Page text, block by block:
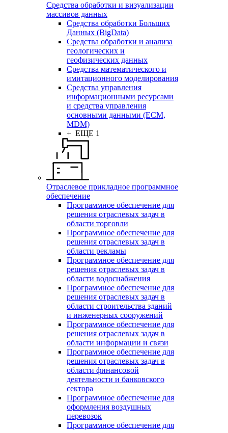
Средства обработки и визуализации
массивов данных
Средства обработки Больших
Данных (BigData)
Средства обработки и анализа
геологических и
геофизических данных
Средства математического и
имитационного моделирования
Средства управления
информационными ресурсами
и средства управления
основными данными (ECM,
MDM)
+ ЕЩЕ 1
Отраслевое прикладное программное
обеспечение
Программное обеспечение для
решения отраслевых задач в
области торговли
Программное обеспечение для
решения отраслевых задач в
области рекламы
Программное обеспечение для
решения отраслевых задач в
области водоснабжения
Программное обеспечение для
решения отраслевых задач в
области строительства зданий
и инженерных сооружений
Программное обеспечение для
решения отраслевых задач в
области информации и связи
Программное обеспечение для
решения отраслевых задач в
области финансовой
деятельности и банковского
сектора
Программное обеспечение для
оформления воздушных
перевозок
Программное обеспечение для